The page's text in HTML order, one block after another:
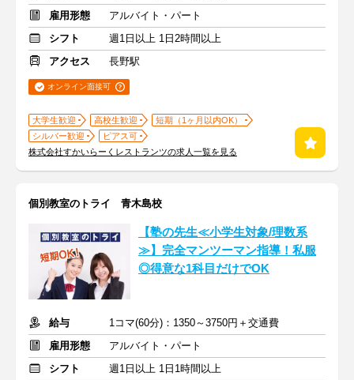
雇用形態
アルバイト・パート
シフト
週1日以上 1日2時間以上
アクセス
長野駅
オンライン面接可
大学生歓迎 高校生歓迎
短期（1ヶ月以内OK）
シルバー歓迎
ピアス可
株式会社すかいらーくレストランツの求人一覧を見る
個別教室のトライ 青木島校
【塾の先生≪小学生対象/理数系
≫】完全マンツーマン指導！私服
◎得意な1科目だけでOK
給与
1コマ(60分)：1350～3750円＋交通費
雇用形態
アルバイト・パート
シフト
週1日以上 1日1時間以上